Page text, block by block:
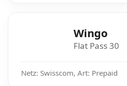
Wingo
Flat Pass 30
Netz: Swisscom, Art: Prepaid